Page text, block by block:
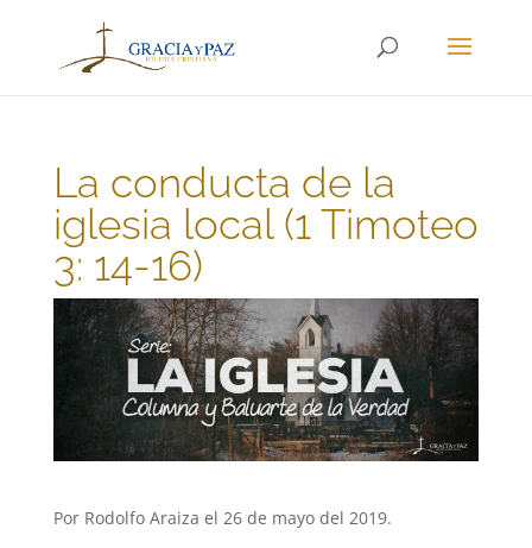
La conducta de la
iglesia local (1 Timoteo
3: 14-16)
Por Rodolfo Araiza el 26 de mayo del 2019.